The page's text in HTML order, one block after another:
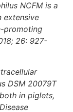
NCFM is a
extensive
promoting
26: 927-
DSM 20079T
in piglets,